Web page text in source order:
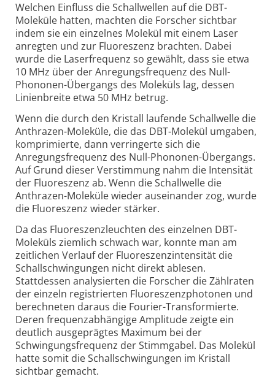
Welchen Einfluss die Schallwellen auf die DBT-
Moleküle hatten, machten die Forscher sichtbar
indem sie ein einzelnes Molekül mit einem Laser
anregten und zur Fluoreszenz brachten. Dabei
wurde die Laserfrequenz so gewählt, dass sie etwa
10 MHz über der Anregungsfrequenz des Null-
Phononen-Übergangs des Moleküls lag, dessen
Linienbreite etwa 50 MHz betrug.
Wenn die durch den Kristall laufende Schallwelle die
Anthrazen-Moleküle, die das DBT-Molekül umgaben,
komprimierte, dann verringerte sich die
Anregungsfrequenz des Null-Phononen-Übergangs.
Auf Grund dieser Verstimmung nahm die Intensität
der Fluoreszenz ab. Wenn die Schallwelle die
Anthrazen-Moleküle wieder auseinander zog, wurde
die Fluoreszenz wieder stärker.
Da das Fluoreszenzleuchten des einzelnen DBT-
Moleküls ziemlich schwach war, konnte man am
zeitlichen Verlauf der Fluoreszenz­intensität die
Schallschwingungen nicht direkt ablesen.
Stattdessen analysierten die Forscher die Zählraten
der einzeln registrierten Fluoreszenz­photonen und
berechneten daraus die Fourier-Transformierte.
Deren frequenzabhängige Amplitude zeigte ein
deutlich ausgeprägtes Maximum bei der
Schwingungs­frequenz der Stimmgabel. Das Molekül
hatte somit die Schallschwingungen im Kristall
sichtbar gemacht.